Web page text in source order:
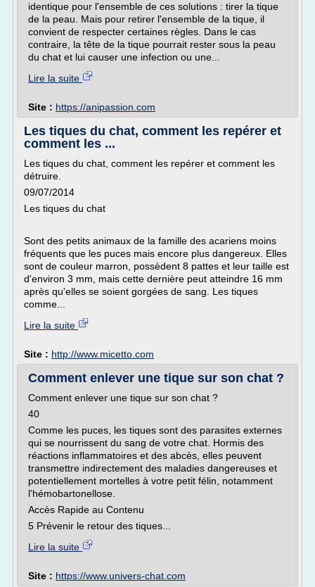
identique pour l'ensemble de ces solutions : tirer la tique
de la peau. Mais pour retirer l'ensemble de la tique, il
convient de respecter certaines règles. Dans le cas
contraire, la tête de la tique pourrait rester sous la peau
du chat et lui causer une infection ou une...
Lire la suite
Site : https://anipassion.com
Les tiques du chat, comment les repérer et
comment les ...
Les tiques du chat, comment les repérer et comment les
détruire.
09/07/2014
Les tiques du chat
Sont des petits animaux de la famille des acariens moins
fréquents que les puces mais encore plus dangereux. Elles
sont de couleur marron, possèdent 8 pattes et leur taille est
d'environ 3 mm, mais cette dernière peut atteindre 16 mm
après qu'elles se soient gorgées de sang. Les tiques
comme...
Lire la suite
Site : http://www.micetto.com
Comment enlever une tique sur son chat ?
Comment enlever une tique sur son chat ?
40
Comme les puces, les tiques sont des parasites externes
qui se nourrissent du sang de votre chat. Hormis des
réactions inflammatoires et des abcès, elles peuvent
transmettre indirectement des maladies dangereuses et
potentiellement mortelles à votre petit félin, notamment
l'hémobartonellose.
Accès Rapide au Contenu
5 Prévenir le retour des tiques...
Lire la suite
Site : https://www.univers-chat.com